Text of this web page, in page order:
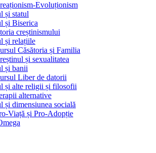
Evoluționism
și statul
și Biserica
creștinismului
și relațiile
Căsătoria și Familia
și sexualitatea
și banii
Liber de datorii
și alte religii și filosofii
alternative
și dimensiunea socială
Viață și Pro-Adopție